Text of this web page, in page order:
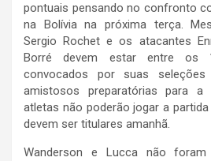
pontuais pensando no confronto
na Bolívia na próxima terça.
Sergio Rochet e os atacantes
Borré devem estar entre os
convocados por suas
amistosos preparatórias para
atletas não poderão jogar a
devem ser titulares amanhã.
Wanderson e Lucca não